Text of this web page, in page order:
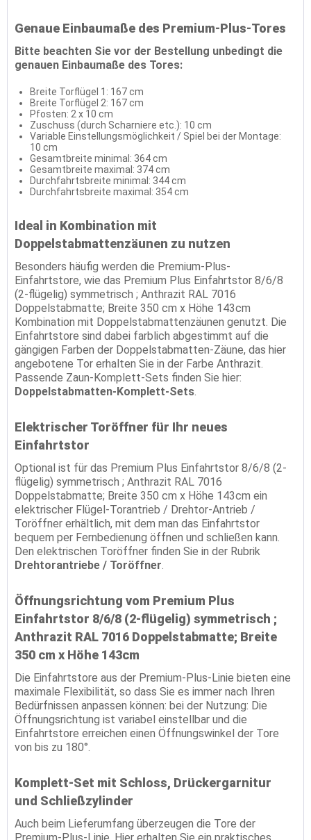
Genaue Einbaumaße des Premium-Plus-Tores
Bitte beachten Sie vor der Bestellung unbedingt die
genauen Einbaumaße des Tores:
Breite Torflügel 1: 167 cm
Breite Torflügel 2: 167 cm
Pfosten: 2 x 10 cm
Zuschuss (durch Scharniere etc.): 10 cm
Variable Einstellungsmöglichkeit / Spiel bei der Montage:
10 cm
Gesamtbreite minimal: 364 cm
Gesamtbreite maximal: 374 cm
Durchfahrtsbreite minimal: 344 cm
Durchfahrtsbreite maximal: 354 cm
Ideal in Kombination mit
Doppelstabmattenzäunen zu nutzen
Besonders häufig werden die Premium-Plus-
Einfahrtstore, wie das Premium Plus Einfahrtstor 8/6/8
(2-flügelig) symmetrisch ; Anthrazit RAL 7016
Doppelstabmatte; Breite 350 cm x Höhe 143cm
Kombination mit Doppelstabmattenzäunen genutzt. Die
Einfahrtstore sind dabei farblich abgestimmt auf die
gängigen Farben der Doppelstabmatten-Zäune, das hier
angebotene Tor erhalten Sie in der Farbe Anthrazit.
Passende Zaun-Komplett-Sets finden Sie hier:
Doppelstabmatten-Komplett-Sets.
Elektrischer Toröffner für Ihr neues
Einfahrtstor
Optional ist für das Premium Plus Einfahrtstor 8/6/8 (2-
flügelig) symmetrisch ; Anthrazit RAL 7016
Doppelstabmatte; Breite 350 cm x Höhe 143cm ein
elektrischer Flügel-Torantrieb / Drehtor-Antrieb /
Toröffner erhältlich, mit dem man das Einfahrtstor
bequem per Fernbedienung öffnen und schließen kann.
Den elektrischen Toröffner finden Sie in der Rubrik
Drehtorantriebe / Toröffner.
Öffnungsrichtung vom Premium Plus
Einfahrtstor 8/6/8 (2-flügelig) symmetrisch ;
Anthrazit RAL 7016 Doppelstabmatte; Breite
350 cm x Höhe 143cm
Die Einfahrtstore aus der Premium-Plus-Linie bieten eine
maximale Flexibilität, so dass Sie es immer nach Ihren
Bedürfnissen anpassen können: bei der Nutzung: Die
Öffnungsrichtung ist variabel einstellbar und die
Einfahrtstore erreichen einen Öffnungswinkel der Tore
von bis zu 180°.
Komplett-Set mit Schloss, Drückergarnitur
und Schließzylinder
Auch beim Lieferumfang überzeugen die Tore der